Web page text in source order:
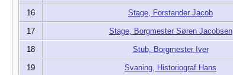
16 Stage, Forstander Jacob
17 Stage, Borgmester Søren Jacobsen
18 Stub, Borgmester Iver
19 Svaning, Historiograf Hans